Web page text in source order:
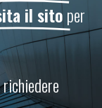
il sitoper